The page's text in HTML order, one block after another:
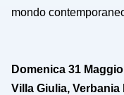
mondo
Domenica 31
Villa Giulia, Verbania